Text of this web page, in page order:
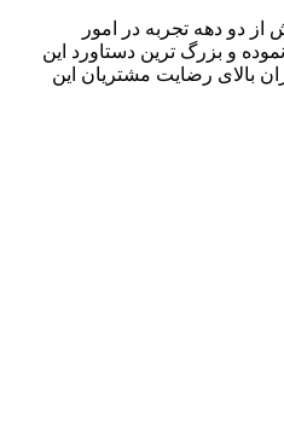
دو دهه تجربه در امور
و بزرگ ترین دستاورد این
بالای رضایت مشتریان این